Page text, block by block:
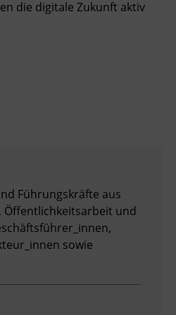
die digitale Zukunft aktiv
Führungskräfte aus
Öffentlichkeitsarbeit und
sowie